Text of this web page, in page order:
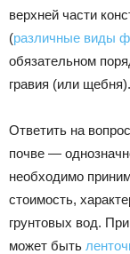
верхней части
(различные виды
обязательном
гравия (или щебня).
Ответить на
почве —
необходимо
стоимость,
грунтовых вод.
может быть